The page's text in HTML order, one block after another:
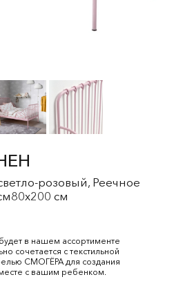
розовый, Реечное
см
в нашем ассортименте
сочетается с текстильной
СМОГЁРА для создания
с вашим ребенком.